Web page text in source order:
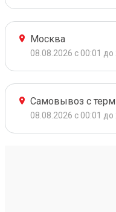
Москва
08.08.2026 с 00:01 до
Самовывоз с
08.08.2026 с 00:01 до